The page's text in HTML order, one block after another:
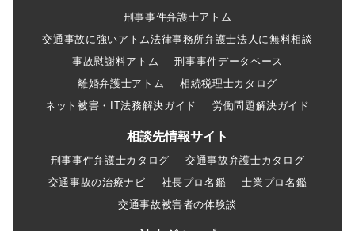
刑事事件弁護士アトム
交通事故に強いアトム法律事務所弁護士法人に無料相談
事故慰謝料アトム
刑事事件データベース
離婚弁護士アトム
相続税理士カタログ
ネット被害・IT法務解決ガイド
労働問題解決ガイド
相談先情報サイト
刑事事件弁護士カタログ
交通事故弁護士カタログ
交通事故の治療ナビ
社長プロ名鑑
士業プロ名鑑
交通事故被害者の体験談